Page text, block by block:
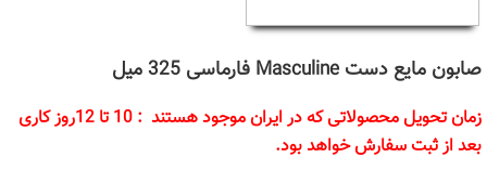
صابون مایع دست Masculine فارماسی 325 میل
زمان تحویل محصولاتی که در ایران موجود هستند : 10 تا 12روز کاری
بعد از ثبت سفارش خواهد بود.